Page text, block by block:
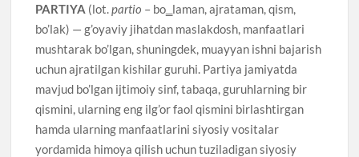
PARTIYA (lot.partio – bo‗laman, ajrataman, qism,
bo’lak) — g’oyaviy jihatdan maslakdosh, manfaatlari
mushtarak bo’lgan, shuningdek, muayyan ishni bajarish
uchun ajratilgan kishilar guruhi. Partiya jamiyatda
mavjud bo’lgan ijtimoiy sinf, tabaqa, guruhlarning bir
qismini, ularning eng ilg’or faol qismini birlashtirgan
hamda ularning manfaatlarini siyosiy vositalar
yordamida himoya qilish uchun tuziladigan siyosiy